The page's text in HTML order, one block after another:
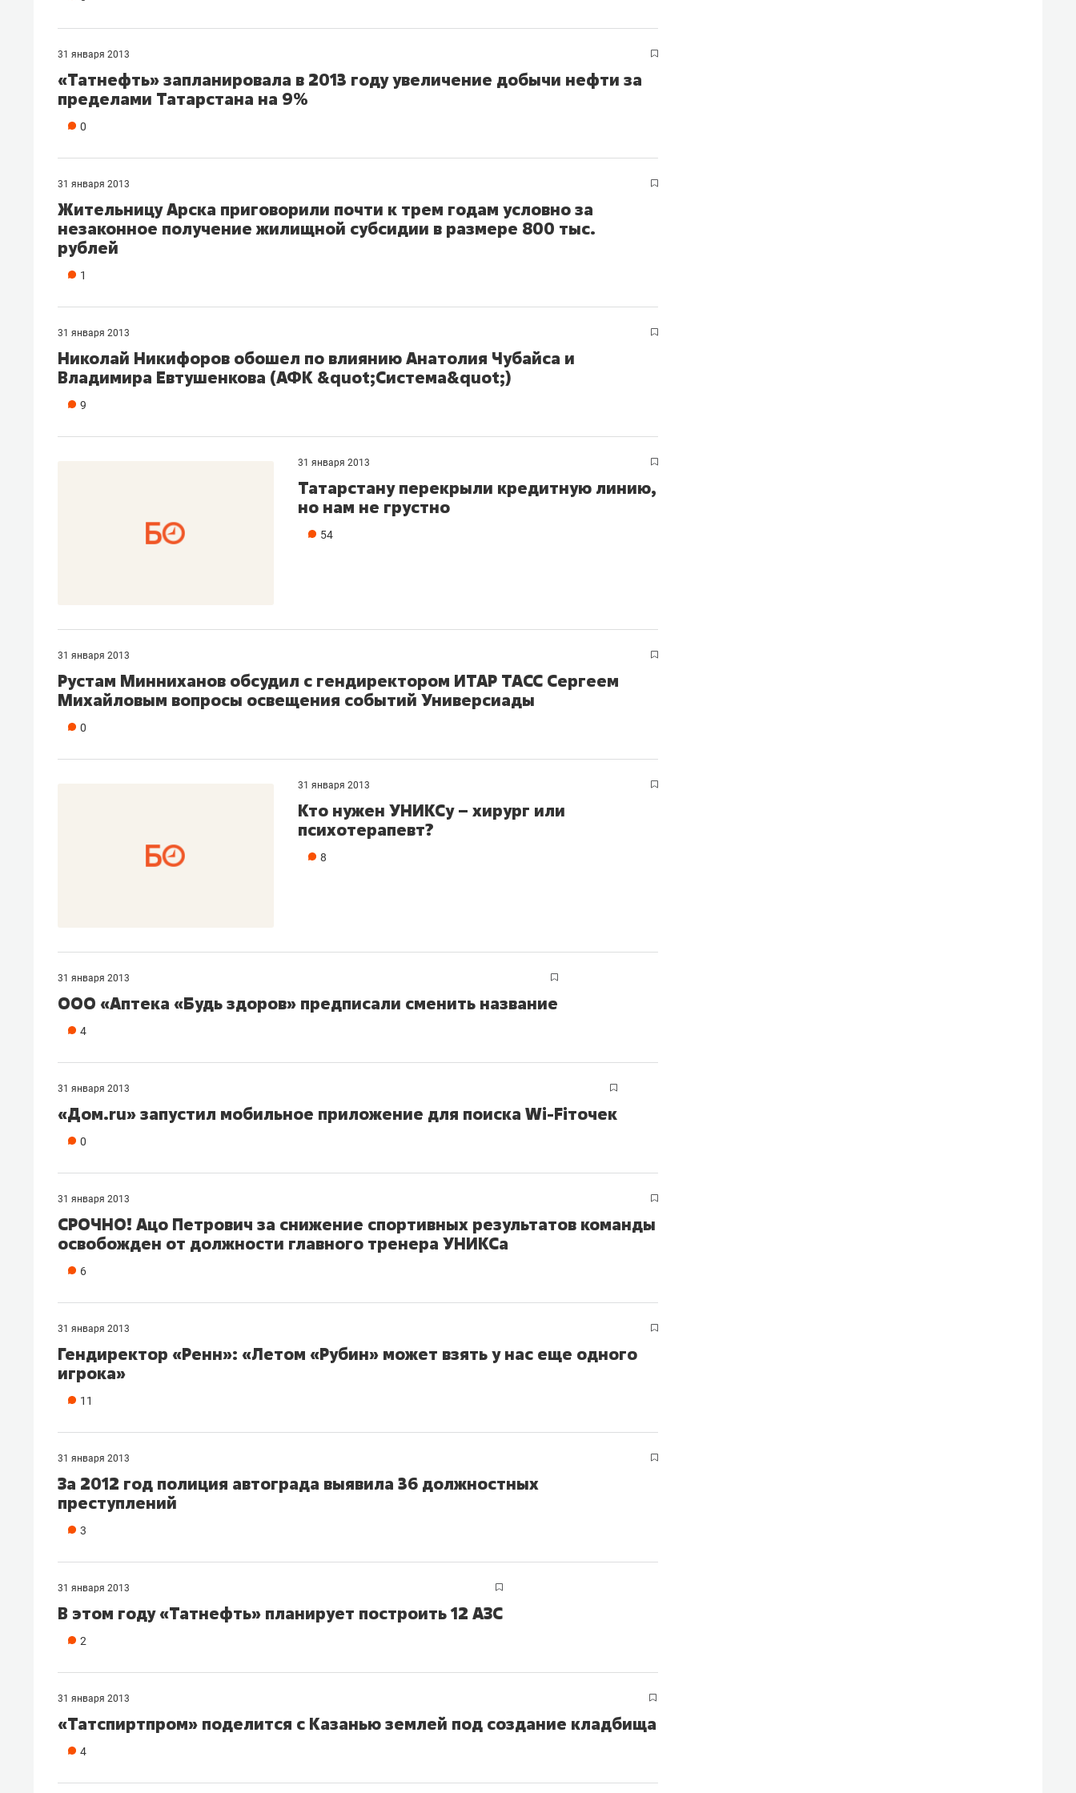
31 января 2013
«Татнефть» запланировала в 2013 году увеличение добычи нефти за
пределами Татарстана на 9%
0
31 января 2013
Жительницу Арска приговорили почти к трем годам условно за
незаконное получение жилищной субсидии в размере 800 тыс.
рублей
1
31 января 2013
Николай Никифоров обошел по влиянию Анатолия Чубайса и
Владимира Евтушенкова (АФК &quot;Система&quot;)
9
31 января 2013
Татарстану перекрыли кредитную линию,
но нам не грустно
54
31 января 2013
Рустам Минниханов обсудил с гендиректором ИТАР ТАСС Сергеем
Михайловым вопросы освещения событий Универсиады
0
31 января 2013
Кто нужен УНИКСу – хирург или
психотерапевт?
8
31 января 2013
ООО «Аптека «Будь здоров» предписали сменить название
4
31 января 2013
«Дом.ru» запустил мобильное приложение для поиска Wi-Fiточек
0
31 января 2013
СРОЧНО! Ацо Петрович за снижение спортивных результатов команды
освобожден от должности главного тренера УНИКСа
6
31 января 2013
Гендиректор «Ренн»: «Летом «Рубин» может взять у нас еще одного
игрока»
11
31 января 2013
За 2012 год полиция автограда выявила 36 должностных
преступлений
3
31 января 2013
В этом году «Татнефть» планирует построить 12 АЗС
2
31 января 2013
«Татспиртпром» поделится с Казанью землей под создание кладбища
4